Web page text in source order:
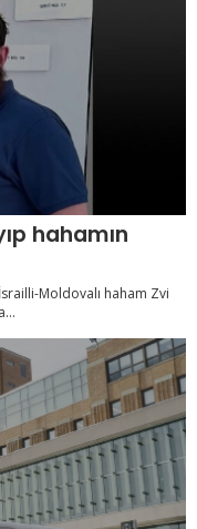
hahamın
Moldovalı haham Zvi